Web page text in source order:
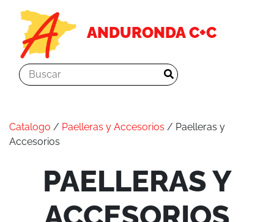
ANDURONDA C+C
Catalogo / Paelleras y Accesorios / Paelleras y
Accesorios
PAELLERAS Y